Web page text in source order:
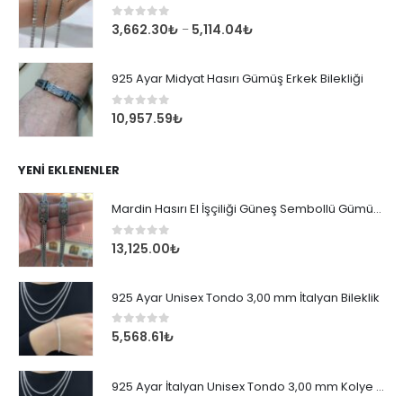
0 out of 5
3,662.30₺ – 5,114.04₺
925 Ayar Midyat Hasırı Gümüş Erkek Bilekliği
0out of 5
10,957.59₺
YENI EKLENENLER
Mardin Hasırı El İşçiliği Güneş Sembollü Gümüş Erkek Bileklik
0out of 5
13,125.00₺
925 Ayar Unisex Tondo 3,00 mm İtalyan Bileklik
0 out of 5
5,568.61₺
925 Ayar İtalyan Unisex Tondo 3,00 mm Kolye Zincir